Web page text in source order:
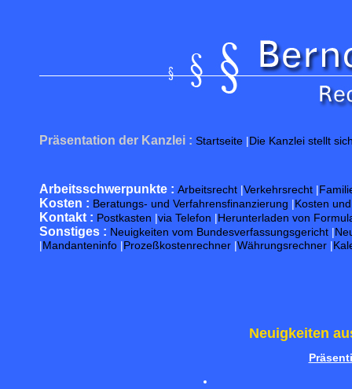
Präsentation der Kanzlei : Startseite |Die Kanzlei stellt
Arbeitsschwerpunkte : Arbeitsrecht |Verkehrsrecht |
Kosten : Beratungs- und Verfahrensfinanzierung |Kosten
Kontakt : Postkasten |via Telefon |Herunterladen von
Sonstiges : Neuigkeiten vom Bundesverfassungsgericht |
|Mandanteninfo |Prozeßkostenrechner |Währungsrechner |
Neuigkeiten